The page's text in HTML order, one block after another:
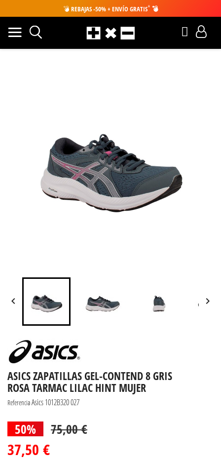
💣 REBAJAS -50% + ENVÍO GRATIS* 💣
 
ASICS ZAPATILLAS GEL-CONTEND 8 GRIS
ROSA TARMAC LILAC HINT MUJER
ReferenciaAsics 1012B320 027
50% 75,00 €
37,50 €